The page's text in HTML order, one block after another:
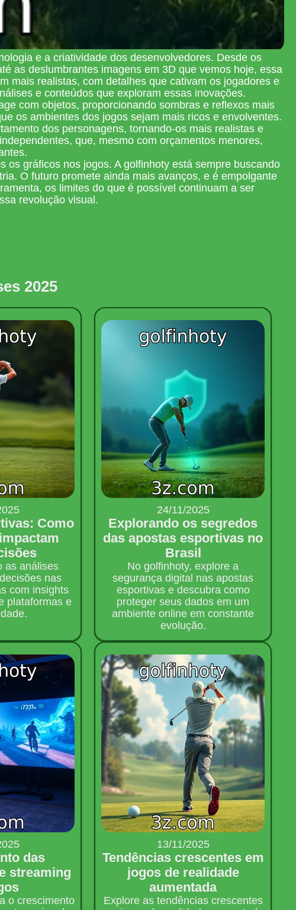
e a criatividade dos desenvolvedores. Desde os
as deslumbrantes imagens em 3D que vemos hoje, essa
mais realistas, com detalhes que cativam os jogadores e
e conteúdos que exploram essas inovações.
com objetos, proporcionando sombras e reflexos mais
os ambientes dos jogos sejam mais ricos e envolventes.
dos personagens, tornando-os mais realistas e
que, mesmo com orçamentos menores,
gráficos nos jogos. A golfinhoty está sempre buscando
O futuro promete ainda mais avanços, e é empolgante
os limites do que é possível continuam a ser
revolução visual.
2025
Como
as análises
nas
com insights
plataformas e
24/11/2025
Explorando os segredos
das apostas esportivas no
Brasil
No golfinhoty, explore a
segurança digital nas apostas
esportivas e descubra como
proteger seus dados em um
ambiente online em constante
evolução.
das
streaming
o crescimento
13/11/2025
Tendências crescentes em
jogos de realidade
aumentada
Explore as tendências crescentes